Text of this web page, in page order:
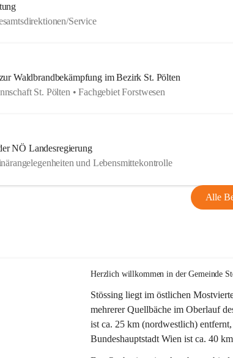
Service
Waldbrandbekämpfung im Bezirk St. Pölten
St. Pölten • Fachgebiet Forstwesen
NÖ Landesregierung
und Lebensmittekontrolle
Alle
Herzlich willkommen in der Gemeinde
Stössing liegt im östlichen
mehrerer Quellbäche im Oberlauf
ist ca. 25 km (nordwestlich)
Bundeshauptstadt Wien ist ca. 40